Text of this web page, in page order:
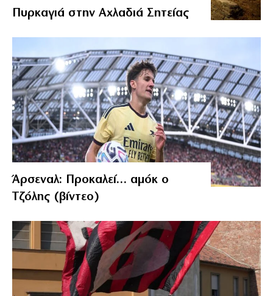
Πυρκαγιά στην Αχλαδιά Σητείας
Άρσεναλ: Προκαλεί… αμόκ ο
Τζόλης (βίντεο)